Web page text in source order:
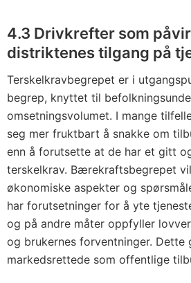
4.3 Drivkrefter som
distriktenes tilgang på
Terskelkravbegrepet er i
begrep, knyttet til
omsetningsvolumet. I mange
seg mer fruktbart å snakke om
enn å forutsette at de har et gitt
terskelkrav. Bærekraftsbegrepet
økonomiske aspekter og
har forutsetninger for å yte
og på andre måter oppfyller
og brukernes forventninger. Dette
markedsrettede som offentlige